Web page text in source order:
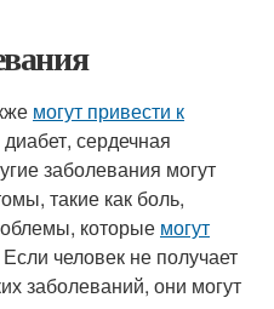
могут привести к
сердечная
заболевания могут
такие как боль,
которые могут
человек не получает
заболеваний, они могут